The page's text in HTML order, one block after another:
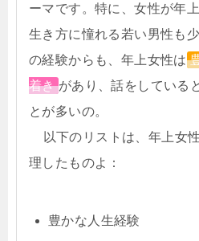
ーマです。特に、女性が年
生き方に憧れる若い男性も
の経験からも、年上女性は
着き があり、話をしている
とが多いの。
以下のリストは、年上女
理したものよ：
豊かな人生経験